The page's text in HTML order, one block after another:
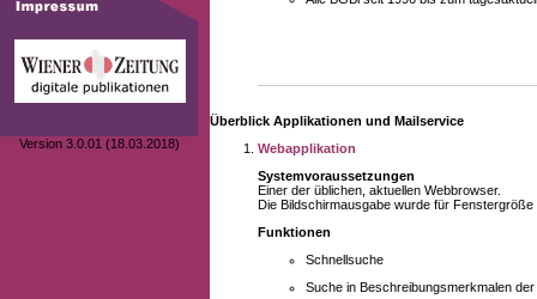
Version 3.0.01 (18.03.2018)
Überblick Applikationen und Mailservice
Webapplikation
Systemvoraussetzungen
Einer der üblichen, aktuellen Webbrowser.
Die Bildschirmausgabe wurde für
Funktionen
Schnellsuche
Suche in Beschreibungsmerkmalen